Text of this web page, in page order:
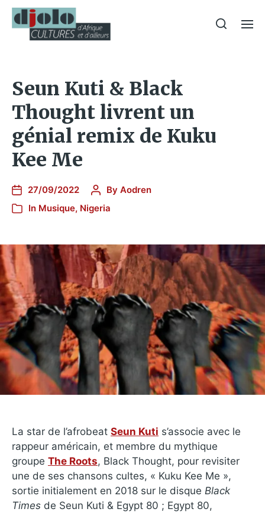
Seun Kuti & Black
Thought livrent un
génial remix de Kuku
Kee Me
27/09/2022 By Aodren
In Musique, Nigeria
La star de l’afrobeat Seun Kuti s’associe avec le
rappeur américain, et membre du mythique
groupe The Roots, Black Thought, pour revisiter
une de ses chansons cultes, « Kuku Kee Me »,
sortie initialement en 2018 sur le disque Black
Times de Seun Kuti & Egypt 80 ; Egypt 80,